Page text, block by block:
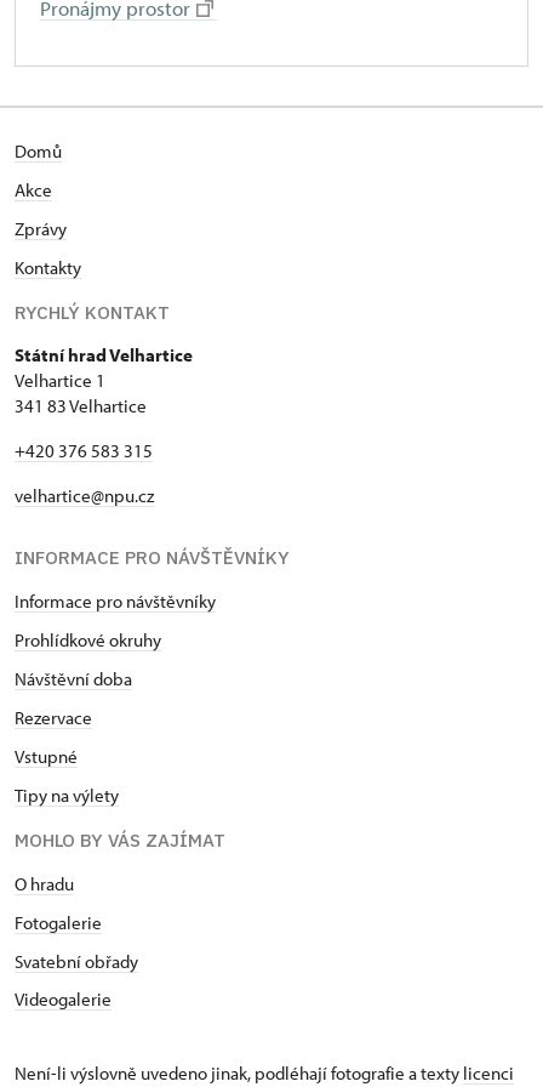
Pronájmy prostor
Domů
Akce
Zprávy
Kontakty
RYCHLÝ KONTAKT
Státní hrad Velhartice
Velhartice 1
341 83 Velhartice
+420 376 583 315
velhartice@npu.cz
INFORMACE PRO NÁVŠTĚVNÍKY
Informace pro návštěvníky
Prohlídkové okruhy
Návštěvní doba
Rezervace
Vstupné
Tipy na výlety
MOHLO BY VÁS ZAJÍMAT
O hradu
Fotogalerie
Svatební obřady
Videogalerie
Není-li výslovně uvedeno jinak, podléhají fotografie a texty licenci